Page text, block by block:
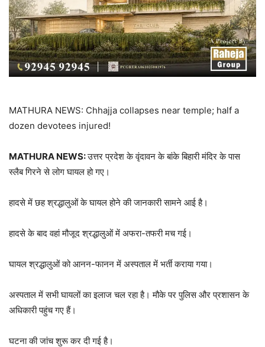
MATHURA NEWS: Chhajja collapses near temple; half a
dozen devotees injured!
MATHURA NEWS:उत्तर प्रदेश के वृंदावन के बांके बिहारी मंदिर के पास
स्लैब गिरने से लोग घायल हो गए।
हादसे में छह श्रद्धालुओं के घायल होने की जानकारी सामने आई है।
हादसे के बाद वहां मौजूद श्रद्धालुओं में अफरा-तफरी मच गई।
घायल श्रद्धालुओं को आनन-फानन में अस्पताल में भर्ती कराया गया।
अस्पताल में सभी घायलों का इलाज चल रहा है। मौके पर पुलिस और प्रशासन के
अधिकारी पहुंच गए हैं।
घटना की जांच शुरू कर दी गई है।